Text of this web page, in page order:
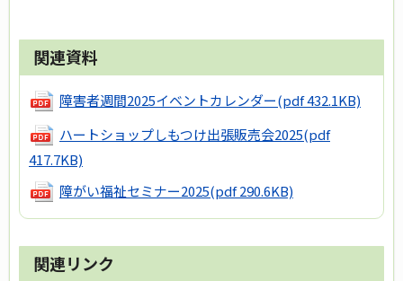
関連資料
障害者週間2025イベントカレンダー(pdf 432.1KB)
ハートショップしもつけ出張販売会2025(pdf
417.7KB)
障がい福祉セミナー2025(pdf 290.6KB)
関連リンク